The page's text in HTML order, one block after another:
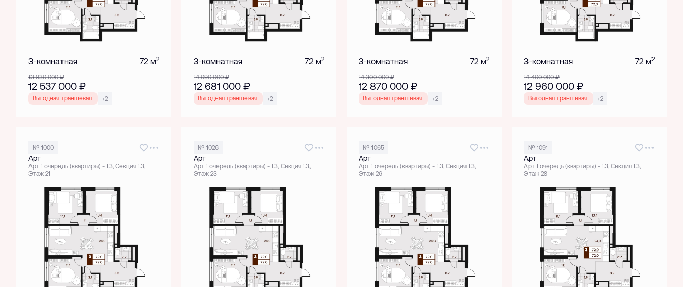
3-комнатная 72 м2
13 930 000₽
12 537 000 ₽
Выгодная траншевая ипотека!
+2
3-комнатная 72 м2
14 090 000₽
12 681 000 ₽
Выгодная траншевая ипотека!
+2
3-комнатная 72 м2
14 300 000₽
12 870 000 ₽
Выгодная траншевая ипотека!
+2
3-комнатная 72 м2
14 400 000₽
12 960 000 ₽
Выгодная траншевая ипотека!
+2
№ 1000
Арт
Арт 1 очередь (квартиры) - 1.3, Секция 1.3,
Этаж 21
№ 1026
Арт
Арт 1 очередь (квартиры) - 1.3, Секция 1.3,
Этаж 23
№ 1065
Арт
Арт 1 очередь (квартиры) - 1.3, Секция 1.3,
Этаж 26
№ 1091
Арт
Арт 1 очередь (квартиры) - 1.3, Секция 1.3,
Этаж 28